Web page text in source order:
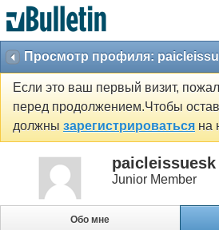
Просмотр профиля:
Если это ваш первый визит,
перед продолжением.Чтобы
должны зарегистрироваться на
paicleissuesk
Junior Member
Обо мне